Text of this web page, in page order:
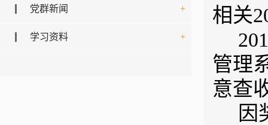
党群新闻 +
学习资料 +
相关
管理
意查
因